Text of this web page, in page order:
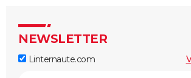
NEWSLETTER
Linternaute.com